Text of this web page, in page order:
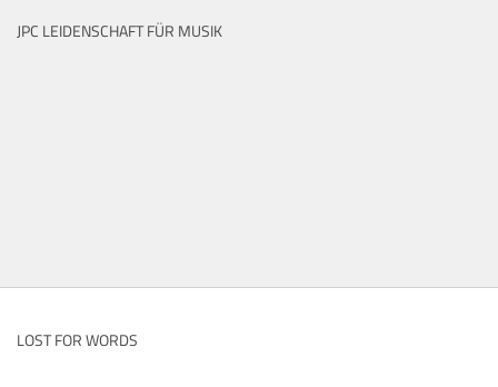
JPC LEIDENSCHAFT FÜR MUSIK
LOST FOR WORDS